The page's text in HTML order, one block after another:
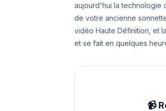
aujourd'hui la technologie
de votre ancienne
vidéo Haute Définition, et
et se fait en quelques
📹